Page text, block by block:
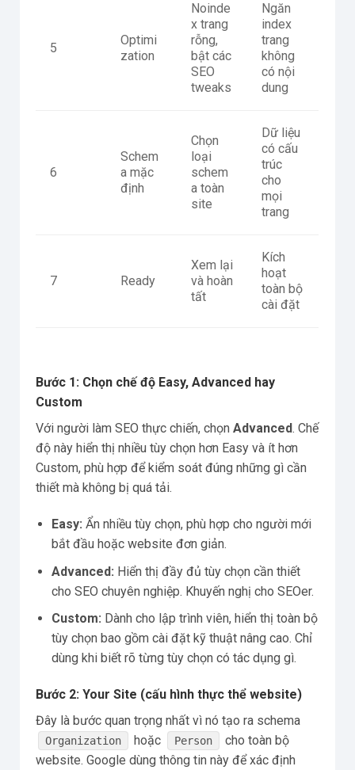
5
Optimi
zation
Noinde
x trang
rỗng,
bật các
SEO
tweaks
Ngăn
index
trang
không
có nội
dung
6
Schem
a mặc
định
Chọn
loại
schem
a toàn
site
Dữ liệu
có cấu
trúc
cho
mọi
trang
7 Ready
Xem lại
và hoàn
tất
Kích
hoạt
toàn bộ
cài đặt
Bước 1: Chọn chế độ Easy, Advanced hay
Custom
Với người làm SEO thực chiến, chọn Advanced. Chế
độ này hiển thị nhiều tùy chọn hơn Easy và ít hơn
Custom, phù hợp để kiểm soát đúng những gì cần
thiết mà không bị quá tải.
Easy: Ẩn nhiều tùy chọn, phù hợp cho người mới
bắt đầu hoặc website đơn giản.
Advanced: Hiển thị đầy đủ tùy chọn cần thiết
cho SEO chuyên nghiệp. Khuyến nghị cho SEOer.
Custom: Dành cho lập trình viên, hiển thị toàn bộ
tùy chọn bao gồm cài đặt kỹ thuật nâng cao. Chỉ
dùng khi biết rõ từng tùy chọn có tác dụng gì.
Bước 2: Your Site (cấu hình thực thể website)
Đây là bước quan trọng nhất vì nó tạo ra schema
Organization hoặc Person
cho toàn bộ
website. Google dùng thông tin này để xác định